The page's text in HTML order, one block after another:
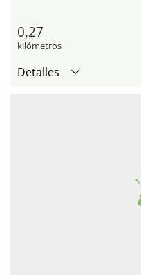
0,27
kilómetros
Detalles